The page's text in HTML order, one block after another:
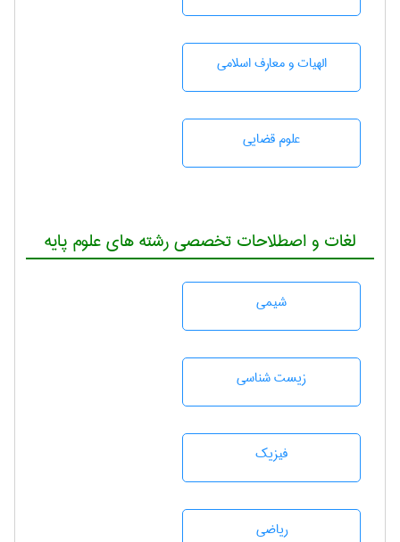
الهیات و معارف اسلامی
علوم قضایی
لغات و اصطلاحات تخصصی رشته های علوم پایه
شيمی
زيست شناسی
فیزیک
رياضی